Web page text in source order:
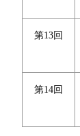
第13回
第14回